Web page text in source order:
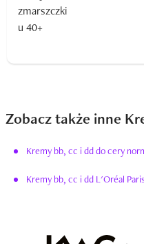
Zobacz także inne
Kremy bb, cc i dd do cery
Kremy bb, cc i dd L'Oréal Paris